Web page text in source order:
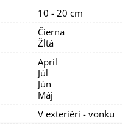
klesnúť pod 15 °C.
či polo-tienisté
s rozptýleným svetlom) a
substrát.
pravidelná, a tiež aj hnojenie,
balkónové rastliny.
10 - 20 cm
Čierna
Žltá
Apríl
Júl
Jún
Máj
V exteriéri - vonku